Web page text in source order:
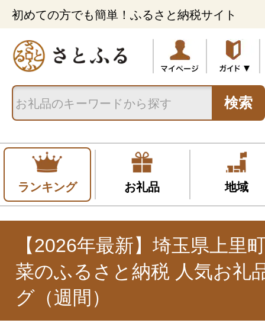
初めての方でも簡単！ふるさと納税サイト
検索
ランキング お礼品 地域
【2026年最新】埼玉県上里
菜のふるさと納税 人気お礼
グ（週間）